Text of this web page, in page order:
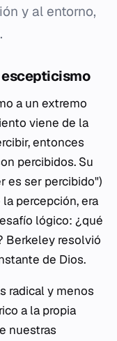
y al entorno,
escepticismo
a un extremo
viene de la
entonces
percibidos. Su
es ser percibido")
percepción, era
lógico: ¿qué
Berkeley resolvió
de Dios.
radical y menos
a la propia
nuestras